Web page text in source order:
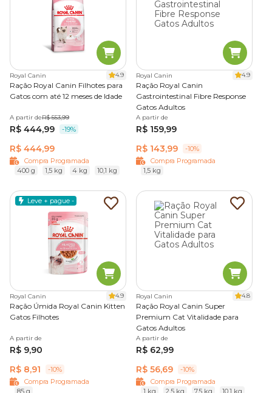
Royal Canin 4.9
Ração Royal Canin Filhotes para
Gatos com até 12 meses de Idade
A partir deR$ 553,99
R$ 444,99 -19%
R$ 444,99
Compra Programada
400 g
1,5 kg 4 kg 10,1 kg
Royal Canin 4.9
Ração Royal Canin
Gastrointestinal Fibre Response
Gatos Adultos
A partir de
R$ 159,99
R$ 143,99
-10%
Compra Programada
1,5 kg
Leve + pague -
Royal Canin 4.9
Ração Úmida Royal Canin Kitten
Gatos Filhotes
A partir de
R$ 9,90
R$ 8,91
-10%
Compra Programada
85 g
Royal Canin 4.8
Ração Royal Canin Super
Premium Cat Vitalidade para
Gatos Adultos
A partir de
R$ 62,99
R$ 56,69
-10%
Compra Programada
1 kg
2,5 kg 7,5 kg 10,1 kg